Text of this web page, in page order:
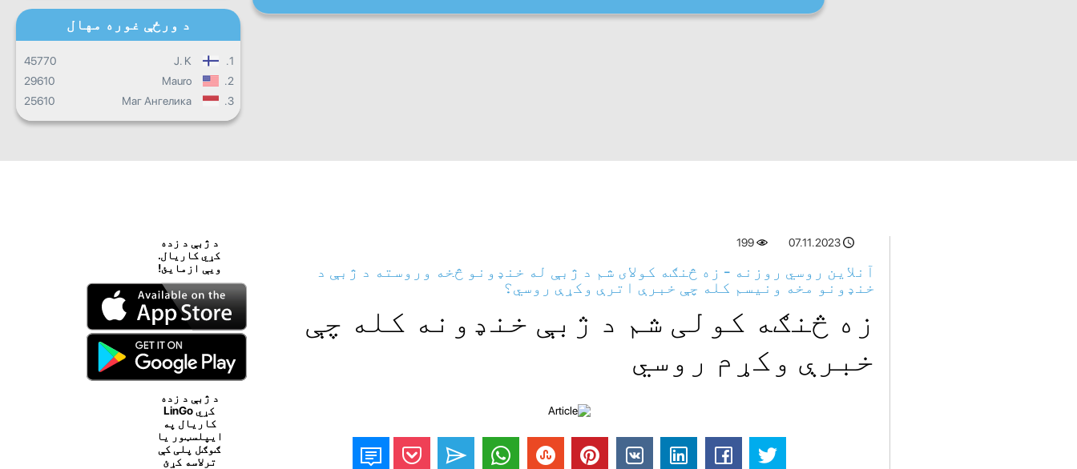
د ورځې غوره مهال
1.
J. K
45770
2.
Mauro
29610
3.
Маг Ангелика
25610
07.11.2023
199
آنلاین روسي روزنه - زه څنګه کولای شم د ژبې له خنډونو څخه وروسته د ژبې د
خنډونو مخه ونیسم کله چې خبرې اترې وکړې روسي؟
زه څنګه کولی شم د ژبې خنډونه کله چې
خبرې وکړم روسي
د ژبې د زده
کړي کاریال.
ویې ازمایئ!
د ژبې د زده
کړي LinGo
کاریال په
ایپلسټور یا
ګوګل پلی کې
ترلاسه کړئ